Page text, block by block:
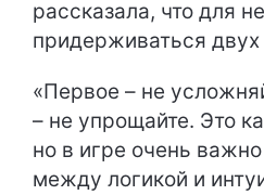
рассказала, что для
придерживаться
«Первое – не
– не упрощайте. Это
но в игре очень
между логикой и